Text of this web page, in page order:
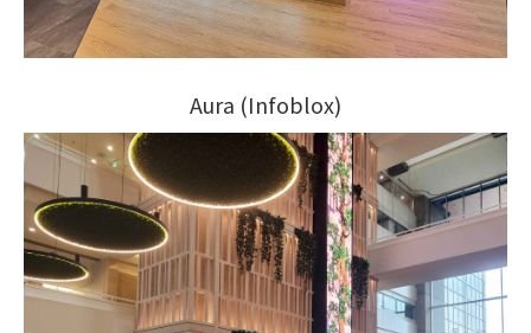
Aura (Infoblox)